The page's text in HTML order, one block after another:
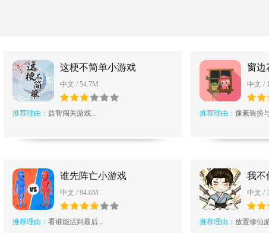
这梗不简单小游戏
中文 / 54.7M
推荐理由： 益智闯关游戏...
窗边
中文 /
推荐理由： 像素装扮
谁先阵亡小游戏
中文 / 94.6M
推荐理由： 看谁能活到最后...
我不
中文 /
推荐理由： 放置修仙